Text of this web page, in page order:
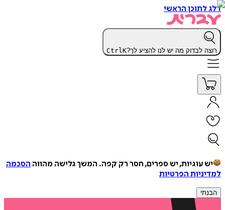
דלג לתוכן הראשי
רוצה לבדוק מה יש לנו להציע לך? CtrlK
יש עוגיות, יש ספרים, חסר רק קפה. המשך גלישה מהווה הסכמה
למדיניות הפרטיות
הבנתי